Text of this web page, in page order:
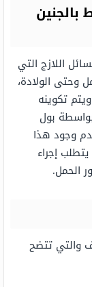
اللازج التي
وحتى الولادة،
12 من الحمل ويتم تكوينه
بول
ويؤثر عدم وجود هذا
إجراء
الحمل.
والتي تتضح